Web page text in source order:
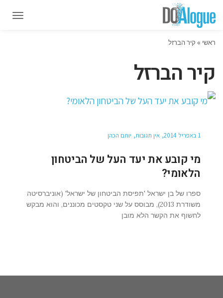
ראשי » קיר הברזל
קיר הברזל
1 באפריל 2014 אין תגובות יותם הכהן
מי קובע את יעד העל של הביטחון
הלאומי?
ספרו של בן ישראל 'תפיסת הביטחון של ישראל' (אוניברסיטה
משודרת 2013), מבוסס על שני טקסטים מכוננים, והוא מבקש
לחשוף את הקשר הלא מובן